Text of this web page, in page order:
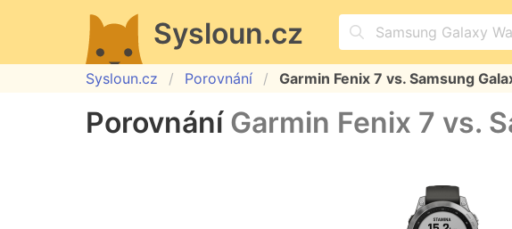
Sysloun.cz
Sysloun.cz Porovnání Garmin Fenix 7 vs. Samsung
Porovnání Garmin Fenix 7 vs.